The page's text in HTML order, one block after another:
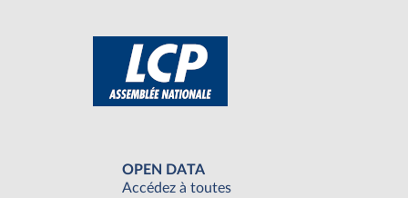
OPEN DATA
Accédez à toutes